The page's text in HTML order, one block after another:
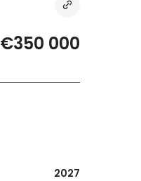
€350 000
2027